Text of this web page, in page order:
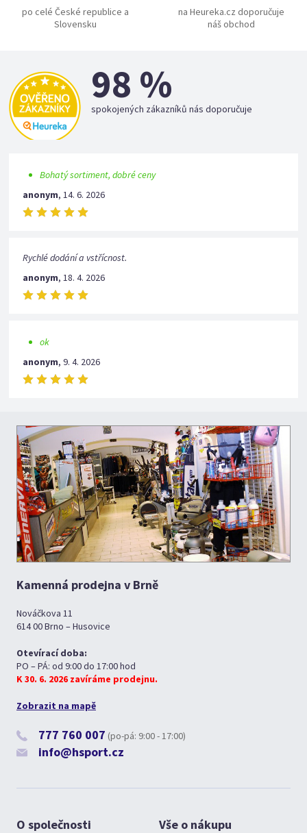
po celé České republice a
Slovensku
na Heureka.cz doporučuje
náš obchod
98 %
spokojených zákazníků nás doporučuje
Bohatý sortiment, dobré ceny
anonym,14. 6. 2026
Rychlé dodání a vstřícnost.
anonym,18. 4. 2026
ok
anonym,9. 4. 2026
Kamenná prodejna v Brně
Nováčkova 11
614 00 Brno – Husovice
Otevírací doba:
PO – PÁ: od 9:00 do 17:00 hod
K 30. 6. 2026 zavíráme prodejnu.
Zobrazit na mapě
777 760 007 (po-pá: 9:00 - 17:00)
info@hsport.cz
O společnosti Vše o nákupu